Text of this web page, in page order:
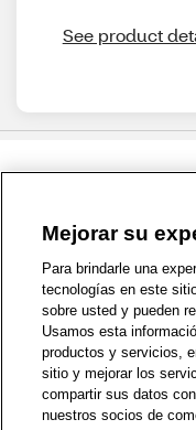
See product
1-800-679-9691 |
Política de Privacidad
Zona de
Mejorar su
Para brindarle una
tecnologías en este
sobre usted y pueden
Usamos esta
productos y servicios,
sitio y mejorar los
compartir sus datos
nuestros socios de